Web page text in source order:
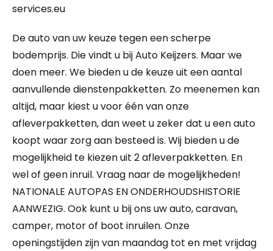
services.eu
De auto van uw keuze tegen een scherpe
bodemprijs. Die vindt u bij Auto Keijzers. Maar we
doen meer. We bieden u de keuze uit een aantal
aanvullende dienstenpakketten. Zo meenemen kan
altijd, maar kiest u voor één van onze
afleverpakketten, dan weet u zeker dat u een auto
koopt waar zorg aan besteed is. Wij bieden u de
mogelijkheid te kiezen uit 2 afleverpakketten. En
wel of geen inruil. Vraag naar de mogelijkheden!
NATIONALE AUTOPAS EN ONDERHOUDSHISTORIE
AANWEZIG. Ook kunt u bij ons uw auto, caravan,
camper, motor of boot inruilen. Onze
openingstijden zijn van maandag tot en met vrijdag